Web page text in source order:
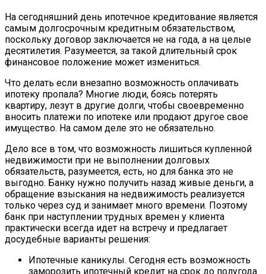
На сегодняшний день ипотечное кредитование является
самым долгосрочным кредитным обязательством,
поскольку договор заключается не на года, а на целые
десятилетия. Разумеется, за такой длительный срок
финансовое положение может измениться.
Что делать если внезапно возможность оплачивать
ипотеку пропала? Многие люди, боясь потерять
квартиру, лезут в другие долги, чтобы своевременно
вносить платежи по ипотеке или продают другое свое
имущество. На самом деле это не обязательно.
Дело все в том, что возможность лишиться купленной
недвижимости при не выполнении долговых
обязательств, разумеется, есть, но для банка это не
выгодно. Банку нужно получить назад живые деньги, а
обращение взыскания на недвижимость реализуется
только через суд и занимает много времени. Поэтому
банк при наступлении трудных времен у клиента
практически всегда идет на встречу и предлагает
досудебные варианты решения:
Ипотечные каникулы. Сегодня есть возможность
заморозить ипотечный кредит на срок до полугода.